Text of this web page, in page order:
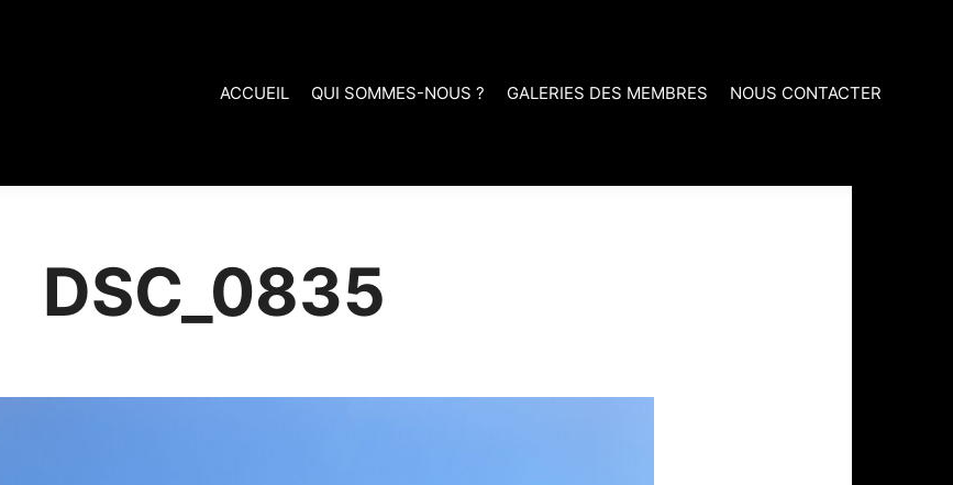
ACCUEIL QUI SOMMES-NOUS ? GALERIES DES MEMBRES NOUS CONTACTER
DSC_0835